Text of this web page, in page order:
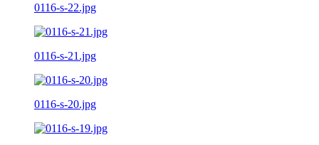
0116-s-22.jpg
0116-s-21.jpg
0116-s-20.jpg